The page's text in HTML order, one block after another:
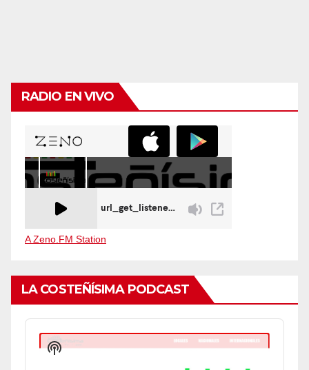
RADIO EN VIVO
A Zeno.FM Station
LA COSTEÑÍSIMA PODCAST
Audio
Player
Show
Podcast